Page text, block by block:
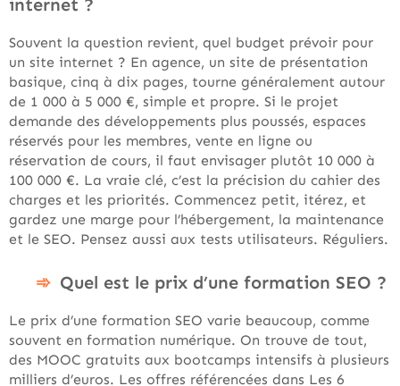
internet ?
Souvent la question revient, quel budget prévoir pour
un site internet ? En agence, un site de présentation
basique, cinq à dix pages, tourne généralement autour
de 1 000 à 5 000 €, simple et propre. Si le projet
demande des développements plus poussés, espaces
réservés pour les membres, vente en ligne ou
réservation de cours, il faut envisager plutôt 10 000 à
100 000 €. La vraie clé, c’est la précision du cahier des
charges et les priorités. Commencez petit, itérez, et
gardez une marge pour l’hébergement, la maintenance
et le SEO. Pensez aussi aux tests utilisateurs. Réguliers.
Quel est le prix d’une formation SEO ?
Le prix d’une formation SEO varie beaucoup, comme
souvent en formation numérique. On trouve de tout,
des MOOC gratuits aux bootcamps intensifs à plusieurs
milliers d’euros. Les offres référencées dans Les 6